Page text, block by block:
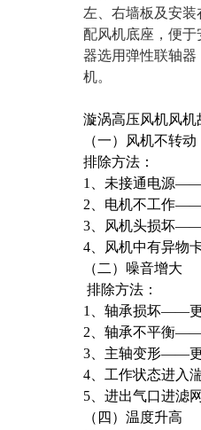
左、右墙板及安
配风机底座，便
器选用弹性联轴
机。
漩涡高压风机风机
（一）风机不转动
排除方法：
1、未接通电源
2、电机不工作
3、风机头损坏
4、风机中有异
（二）噪音增大
排除方法：
1、轴承损坏——
2、 轴承不平衡——
3、主轴变形——
4、工作状态进入
5、进出气口进
（四）温度升高